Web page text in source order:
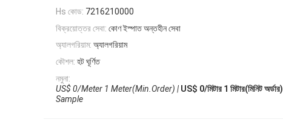
Hs কোড: 7216210000
বিক্রয়োত্তর সেবা: কোণ ইস্পাত অন্তহীন সেবা
অ্যালগরিয়াম: অ্যালগরিয়াম
কৌশল: হট ঘূর্ণিত
নমুনা:
US$ 0/Meter 1 Meter(Min.Order) | US$ 0/মিটার 1 মিটার(মিনিট অর্ডার) |
Sample